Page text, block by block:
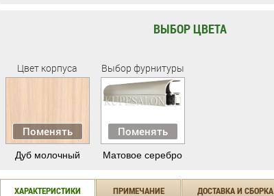
ВЫБОР ЦВЕТА
Цвет корпуса
Поменять
Дуб молочный
Выбор фурнитуры
Поменять
Матовое серебро
ХАРАКТЕРИСТИКИ ПРИМЕЧАНИЕ ДОСТАВКА И СБОРКА